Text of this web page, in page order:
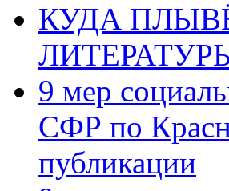
КУДА
9 мер
СФР по
публикации